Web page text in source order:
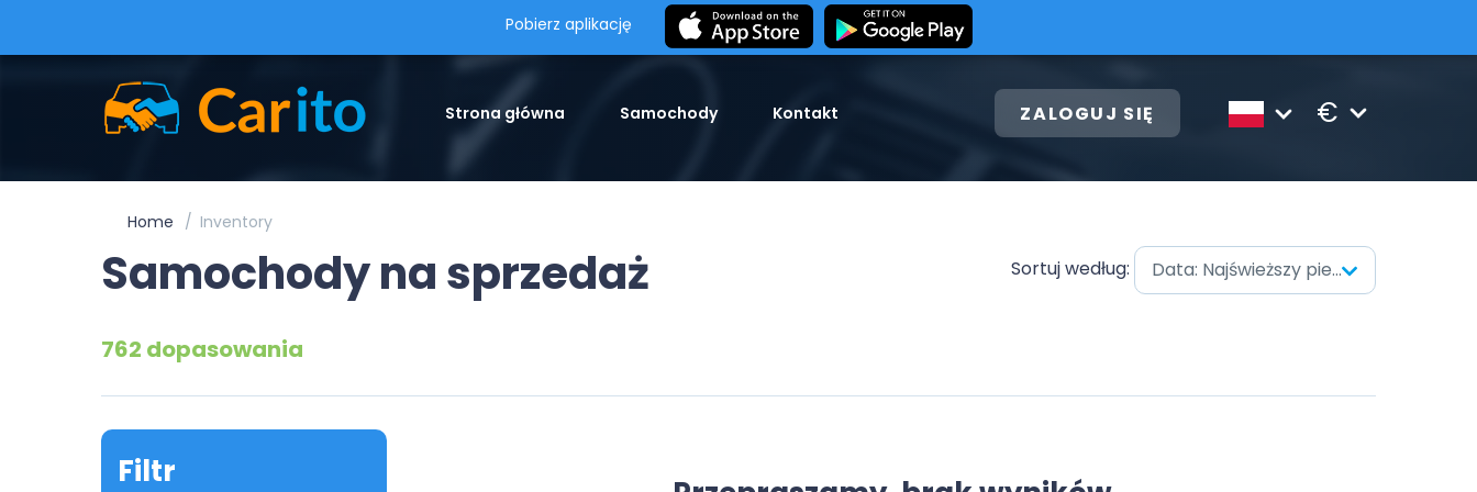
Pobierz aplikację
Strona główna Samochody Kontakt ZALOGUJ SIĘ €
Home Inventory
Samochody na sprzedaż
762 dopasowania
Sortuj według: Data: Najświeższy pierwszy
Filtr